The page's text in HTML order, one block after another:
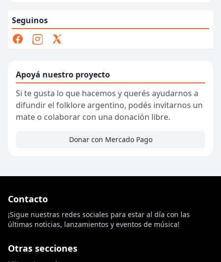
Seguinos
Apoyá nuestro proyecto
Si te gusta lo que hacemos y querés ayudarnos a
difundir el folklore argentino, podés invitarnos un
mate o colaborar con una donación libre.
Donar con Mercado Pago
Contacto
¡Sigue nuestras redes sociales para estar al día con las
últimas noticias, lanzamientos y eventos de música!
Otras secciones